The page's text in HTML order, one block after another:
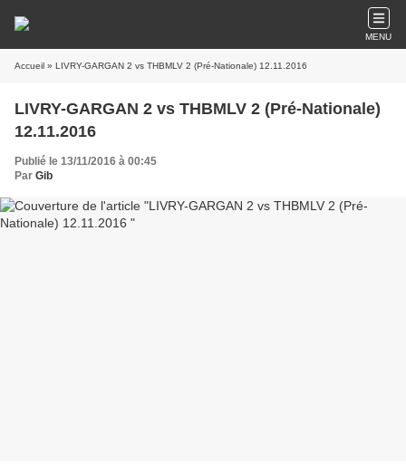
MENU
Accueil » LIVRY-GARGAN 2 vs THBMLV 2 (Pré-Nationale) 12.11.2016
LIVRY-GARGAN 2 vs THBMLV 2 (Pré-Nationale)
12.11.2016
Publié le 13/11/2016 à 00:45
Par Gib